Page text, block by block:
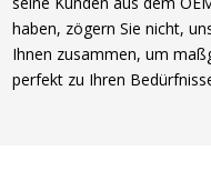
haben, zögern Sie nicht,
Ihnen zusammen, um
perfekt zu Ihren